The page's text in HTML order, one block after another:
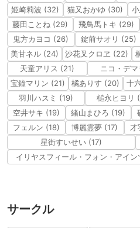
姫崎莉波 (32)
猫又おかゆ (30)
藤田ことね (29)
飛鳥馬トキ (29)
鬼方カヨコ (26)
錠前サオリ (25)
美甘ネル (24)
沙花叉クロヱ (22)
天童アリス (21)
ニコ・デ
宝鐘マリン (21)
橘ありす (20) 十
羽川ハスミ (19)
槌永ヒヨリ
空井サキ (19)
緒山まひろ (19)
フェルン (18)
博麗霊夢 (17) 才
星街すいせい (17)
イリヤスフィール・フォン・アイン
サークル